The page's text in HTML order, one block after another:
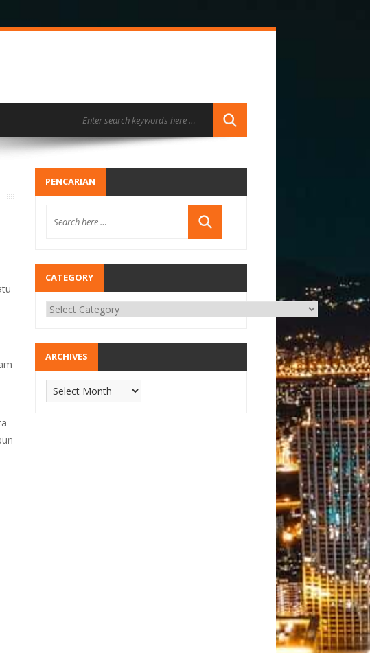
PENCARIAN
CATEGORY
ARCHIVES